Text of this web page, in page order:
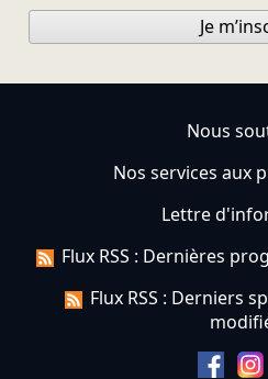
Je
Nous
Nos services aux
Lettre
Flux RSS : Dernières
Flux RSS : Derniers